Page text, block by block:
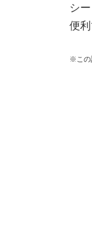
シ
便
※この